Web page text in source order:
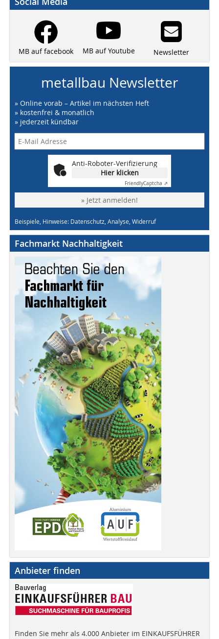
MB auf facebook MB auf Youtube Newsletter
metallbau Newsletter
» Online vorab – Artikel im nächsten Heft
» kostenfrei & monatlich
» jederzeit kündbar
Anti-Roboter-Verifizierung
Hier klicken
FriendlyCaptcha ⇗
» Jetzt anmelden!
Beispiele, Hinweise: Datenschutz, Analyse, Widerruf
Fachmarkt Nachhaltigkeit
Anbieter finden
Finden Sie mehr als 4.000 Anbieter im EINKAUFSFÜHRER